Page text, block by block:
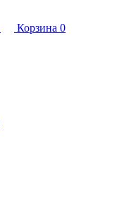
Корзина 0